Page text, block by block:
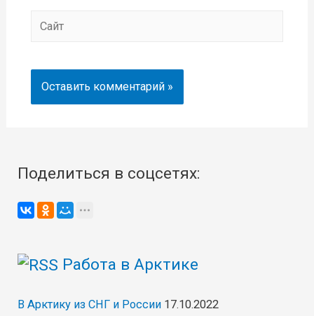
Сайт
Поделиться в соцсетях:
Работа в Арктике
В Арктику из СНГ и России 17.10.2022